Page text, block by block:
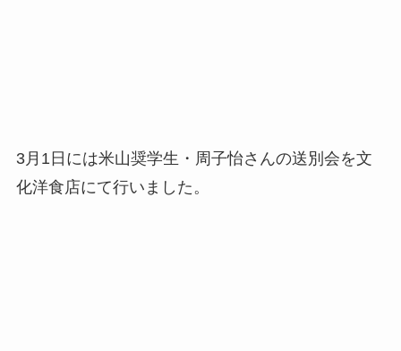
3月1日には米山奨学生・周子怡さんの送別会を文
化洋食店にて行いました。